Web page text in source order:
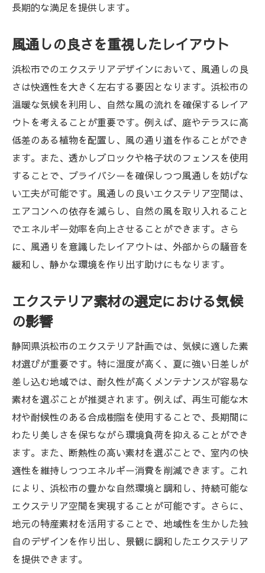
長期的な満足を提供します。
風通しの良さを重視したレイアウト
浜松市でのエクステリアデザインにおいて、風通しの良
さは快適性を大きく左右する要因となります。浜松市の
温暖な気候を利用し、自然な風の流れを確保するレイア
ウトを考えることが重要です。例えば、庭やテラスに高
低差のある植物を配置し、風の通り道を作ることができ
ます。また、透かしブロックや格子状のフェンスを使用
することで、プライバシーを確保しつつ風通しを妨げな
い工夫が可能です。風通しの良いエクステリア空間は、
エアコンへの依存を減らし、自然の風を取り入れること
でエネルギー効率を向上させることができます。さら
に、風通りを意識したレイアウトは、外部からの騒音を
緩和し、静かな環境を作り出す助けにもなります。
エクステリア素材の選定における気候
の影響
静岡県浜松市のエクステリア計画では、気候に適した素
材選びが重要です。特に湿度が高く、夏に強い日差しが
差し込む地域では、耐久性が高くメンテナンスが容易な
素材を選ぶことが推奨されます。例えば、再生可能な木
材や耐候性のある合成樹脂を使用することで、長期間に
わたり美しさを保ちながら環境負荷を抑えることができ
ます。また、断熱性の高い素材を選ぶことで、室内の快
適性を維持しつつエネルギー消費を削減できます。これ
により、浜松市の豊かな自然環境と調和し、持続可能な
エクステリア空間を実現することが可能です。さらに、
地元の特産素材を活用することで、地域性を生かした独
自のデザインを作り出し、景観に調和したエクステリア
を提供できます。